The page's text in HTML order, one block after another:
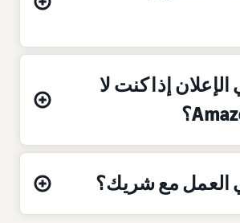
إذا كنت لا
العمل مع شريك؟